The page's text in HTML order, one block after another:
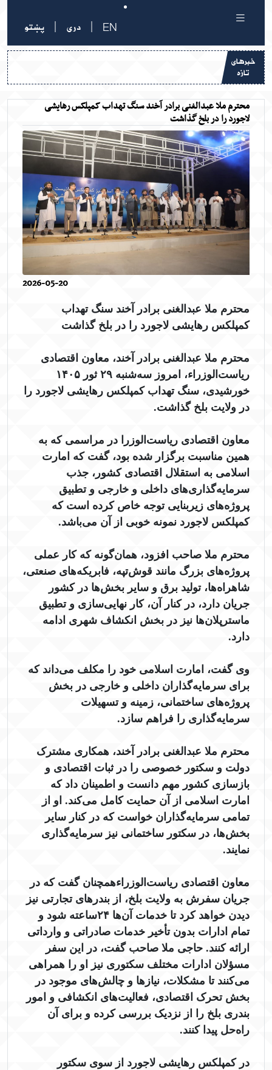
| دری | پښتو
خبرهای
محترم ملا عبدالغنی برادر آخند سنگ تهداب کمپلکس رهایشی
لاجورد را در بلخ گذاشت
2026-05-20
محترم ملا عبدالغنی برادر آخند سنگ تهداب
کمپلکس رهایشی لاجورد را در بلخ گذاشت
محترم ملا عبدالغنی برادر آخند، معاون اقتصادی
ریاست‌الوزراء، امروز سه‌شنبه ۲۹ ثور ۱۴۰۵
خورشیدی، سنگ تهداب کمپلکس رهایشی لاجورد را
در ولایت بلخ گذاشت.
معاون اقتصادی ریاست‌الوزرا در مراسمی که به
همین مناسبت برگزار شده بود، گفت که امارت
اسلامی به استقلال اقتصادی کشور، جذب
سرمایه‌گذاری‌های داخلی و خارجی و تطبیق
پروژه‌های زیربنایی توجه خاص کرده است که
کمپلکس لاجورد نمونه خوبی از آن می‌باشد.
محترم ملا صاحب افزود، همان‌گونه که کار عملی
پروژه‌های بزرگ مانند قوش‌تپه، فابریکه‌های صنعتی،
شاهراه‌ها، تولید برق و سایر بخش‌ها در کشور
جریان دارد، در کنار آن، کار نهایی‌سازی و تطبیق
ماسترپلان‌ها نیز در بخش انکشاف شهری ادامه
دارد.
وی گفت، امارت اسلامی خود را مکلف می‌داند که
برای سرمایه‌گذاران داخلی و خارجی در بخش
پروژه‌های ساختمانی، زمینه و تسهیلات
سرمایه‌گذاری را فراهم سازد.
محترم ملا عبدالغنی برادر آخند، همکاری مشترک
دولت و سکتور خصوصی را در ثبات اقتصادی و
بازسازی کشور مهم دانست و اطمینان داد که
امارت اسلامی از آن حمایت کامل می‌کند. او از
تمامی سرمایه‌گذاران خواست که در کنار سایر
بخش‌ها، در سکتور ساختمانی نیز سرمایه‌گذاری
نمایند.
معاون اقتصادی ریاست‌الوزراءهمچنان گفت که در
جریان سفرش به ولایت بلخ، از بندرهای تجارتی نیز
دیدن خواهد کرد تا خدمات آن‌ها ۲۴ساعته شود و
تمام ادارات بدون تأخیر خدمات صادراتی و وارداتی
ارائه کنند. حاجی ملا صاحب گفت، در این سفر
مسؤلان ادارات مختلف سکتوری نیز او را همراهی
می‌کنند تا مشکلات، نیازها و چالش‌های موجود در
بخش تحرک اقتصادی، فعالیت‌های انکشافی و امور
بندری بلخ را از نزدیک بررسی کرده و برای آن
راه‌حل پیدا کنند.
در کمپلکس رهایشی لاجورد از سوی سکتور